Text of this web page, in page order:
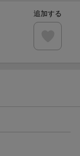
OFFクーポン
ペアチケット
追加する